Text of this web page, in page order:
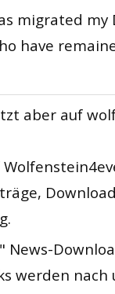
migrated my
have
aber auf
News-
werden nach